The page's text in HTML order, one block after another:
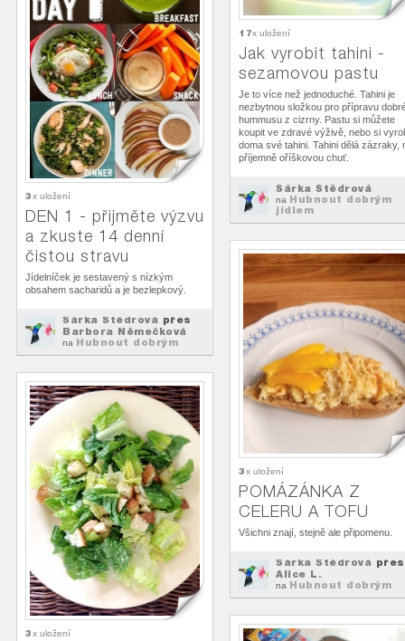
17x uložení
Jak vyrobit tahini -
sezamovou pastu
Je to více než jednoduché. Tahini je
nezbytnou složkou pro přípravu
hummusu z cizrny. Pastu si můžete
koupit ve zdravé výživě, nebo si
doma své tahini. Tahini dělá zázraky,
příjemně oříškovou chuť.
Šárka Štědrová
na Hubnout dobrým
jídlem
3x uložení
DEN 1 - přijměte výzvu
a zkuste 14 denní
čistou stravu
Jídelníček je sestavený s nízkým
obsahem sacharidů a je bezlepkový.
Šárka Štědrová přes
Barbora Němečková
na Hubnout dobrým
jídlem
3x uložení
POMÁZÁNKA Z
CELERU A TOFU
Všichni znají, stejně ale připomenu.
Šárka Štědrová přes
Alice L.
na Hubnout dobrým
jídlem
3x uložení